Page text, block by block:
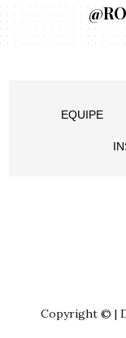
EQUIPE
Copyright © |